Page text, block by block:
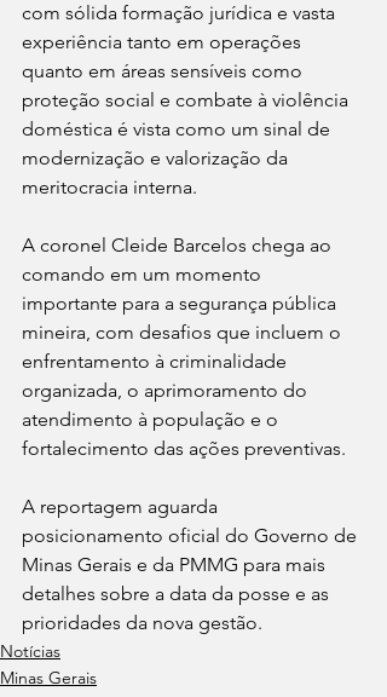
com sólida formação jurídica e vasta
experiência tanto em operações
quanto em áreas sensíveis como
proteção social e combate à violência
doméstica é vista como um sinal de
modernização e valorização da
meritocracia interna.
A coronel Cleide Barcelos chega ao
comando em um momento
importante para a segurança pública
mineira, com desafios que incluem o
enfrentamento à criminalidade
organizada, o aprimoramento do
atendimento à população e o
fortalecimento das ações preventivas.
A reportagem aguarda
posicionamento oficial do Governo de
Minas Gerais e da PMMG para mais
detalhes sobre a data da posse e as
prioridades da nova gestão.
Notícias
Minas Gerais